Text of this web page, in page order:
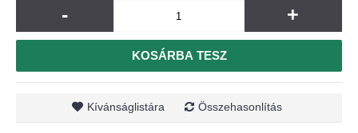
- +
KOSÁRBA TESZ
Kívánságlistára Összehasonlítás